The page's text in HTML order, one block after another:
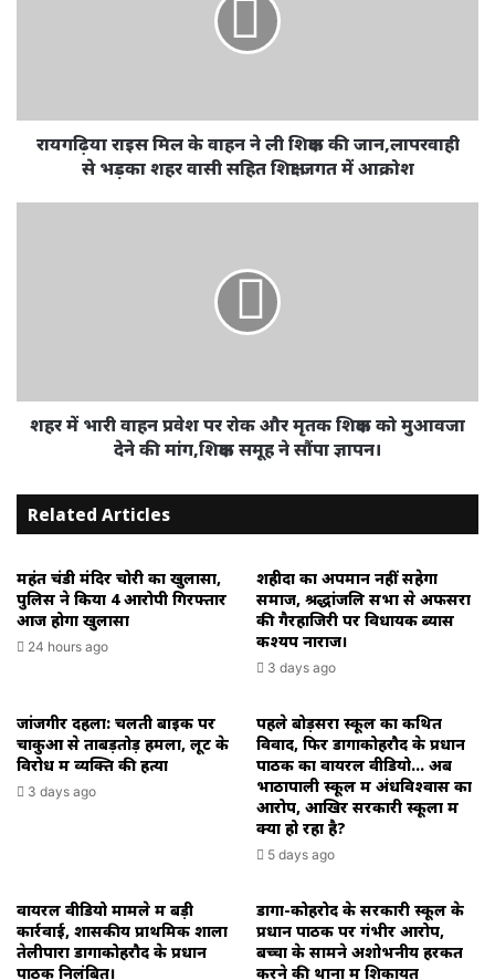
की
जान,लापरवाही
रायगढ़िया राइस मिल के वाहन ने ली शिक्षक की जान,लापरवाही
से भड़का शहर वासी सहित शिक्षा जगत में आक्रोश
मृतक
शिक्षक
देने
की
मांग,शिक्षक
ने
सौंपा
ज्ञापन।
शहर में भारी वाहन प्रवेश पर रोक और मृतक शिक्षक को मुआवजा
देने की मांग,शिक्षक समूह ने सौंपा ज्ञापन।
Related Articles
महंत चंडी मंदिर चोरी का खुलासा,
पुलिस ने किया 4 आरोपी गिरफ्तार
आज होगा खुलासा
24 hours ago
शहीदों का अपमान नहीं सहेगा
समाज, श्रद्धांजलि सभा से अफसरों
की गैरहाजिरी पर विधायक ब्यास
कश्यप नाराज।
3 days ago
जांजगीर दहला: चलती बाइक पर
चाकुओं से ताबड़तोड़ हमला, लूट के
विरोध में व्यक्ति की हत्या
3 days ago
पहले बोड़सरा स्कूल का कथित
विवाद, फिर डोंगाकोहरौद के प्रधान
पाठक का वायरल वीडियो… अब
भाठापाली स्कूल में अंधविश्वास का
आरोप, आखिर सरकारी स्कूलों में
क्या हो रहा है?
5 days ago
वायरल वीडियो मामले में बड़ी
कार्रवाई, शासकीय प्राथमिक शाला
तेलीपारा डोंगाकोहरौद के प्रधान
पाठक निलंबित।
डोंगा-कोहरोद के सरकारी स्कूल के
प्रधान पाठक पर गंभीर आरोप,
बच्चों के सामने अशोभनीय हरकत
करने की थाना में शिकायत